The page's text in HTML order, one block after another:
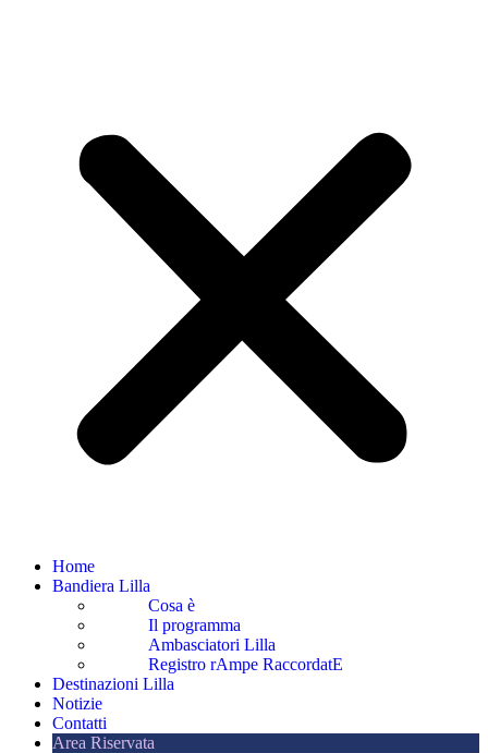
Home
Bandiera Lilla
Cosa è
Il programma
Ambasciatori Lilla
Registro rAmpe RaccordatE
Destinazioni Lilla
Notizie
Contatti
Area Riservata